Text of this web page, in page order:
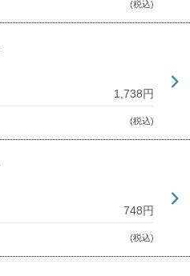
(税込)
1,738円
(税込)
748円
(税込)